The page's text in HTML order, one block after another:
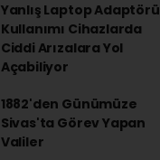
Yanlış Laptop Adaptörü
Kullanımı Cihazlarda
Ciddi Arızalara Yol
Açabiliyor
1882'den Günümüze
Sivas'ta Görev Yapan
Valiler